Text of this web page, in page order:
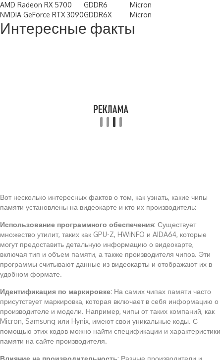
AMD Radeon RX 5700
GDDR6
Micron
NVIDIA GeForce RTX 3090GDDR6X Micron
Интересные факты
Вот несколько интересных фактов о том, как узнать, какие чипы
памяти установлены на видеокарте и кто их производитель:
Использование программного обеспечения: Существует
множество утилит, таких как GPU-Z, HWiNFO и AIDA64, которые
могут предоставить детальную информацию о видеокарте,
включая тип и объем памяти, а также производителя чипов. Эти
программы считывают данные из видеокарты и отображают их в
удобном формате.
Идентификация по маркировке: На самих чипах памяти часто
присутствует маркировка, которая включает в себя информацию о
производителе и модели. Например, чипы от таких компаний, как
Micron, Samsung или Hynix, имеют свои уникальные коды. С
помощью этих кодов можно найти спецификации и характеристики
памяти на сайте производителя.
Влияние на производительность: Разные производители и